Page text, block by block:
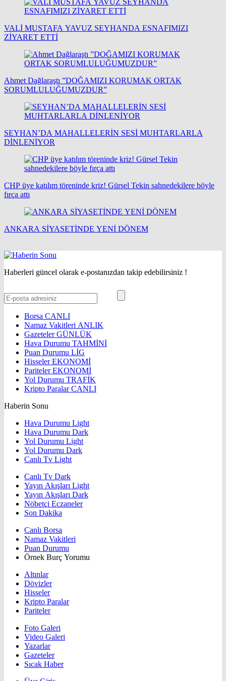
VALİ MUSTAFA YAVUZ SEYHANDA ESNAFIMIZI
ZİYARET ETTİ
Ahmet Dağlaraştı ”DOĞAMIZI KORUMAK ORTAK
SORUMLULUĞUMUZDUR”
SEYHAN’DA MAHALLELERİN SESİ MUHTARLARLA
DİNLENİYOR
CHP üye katılım töreninde kriz! Gürsel Tekin sahnedekilere böyle
fırça attı
ANKARA SİYASETİNDE YENİ DÖNEM
Haberleri güncel olarak e-postanızdan takip edebilirsiniz !
Borsa CANLI
Namaz Vakitleri ANLIK
GazetelerGÜNLÜK
Hava Durumu TAHMİNİ
Puan Durumu LİG
HisselerEKONOMİ
ParitelerEKONOMİ
Yol Durumu TRAFİK
Kripto ParalarCANLI
Haberin Sonu
Hava Durumu Light
Hava Durumu Dark
Yol Durumu Light
Yol Durumu Dark
Canlı Tv Light
Canlı Tv Dark
Yayın Akışları Light
Yayın Akışları Dark
Nöbetçi Eczaneler
Son Dakika
Canlı Borsa
Namaz Vakitleri
Puan Durumu
Örnek Burç Yorumu
Altınlar
Dövizler
Hisseler
Kripto Paralar
Pariteler
Foto Galeri
Video Galeri
Yazarlar
Gazeteler
Sıcak Haber